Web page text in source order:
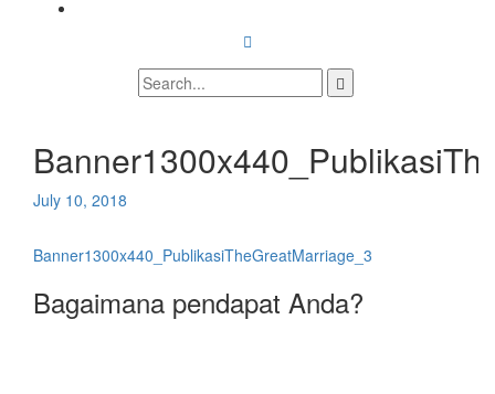
Search
for:
July 10, 2018
Post
navigation
Banner1300x440_PublikasiTheGreatMarriage_3
Bagaimana pendapat Anda?